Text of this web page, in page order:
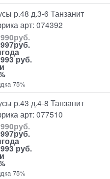
р.48 д.3-6 Танзанит
арт: 074392
руб.
руб.
руб.
75%
р.43 д.4-8 Танзанит
арт: 077510
руб.
руб.
руб.
75%